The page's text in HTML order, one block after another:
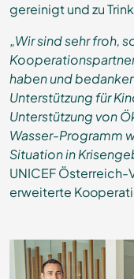
gereinigt und zu
„Wir sind sehr froh,
haben und
Unterstützung für
Unterstützung von
Wasser-Programm
Situation in
UNICEF Österreich-
erweiterte